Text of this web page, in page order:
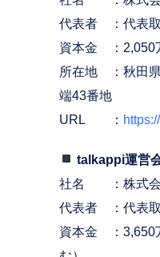
代表者 ：代表
資本金 ：2,050
所在地 ：秋田
端43番地
URL ：
talkappi運営
社名 ：株式会
代表者 ：代表
資本金 ：3,650